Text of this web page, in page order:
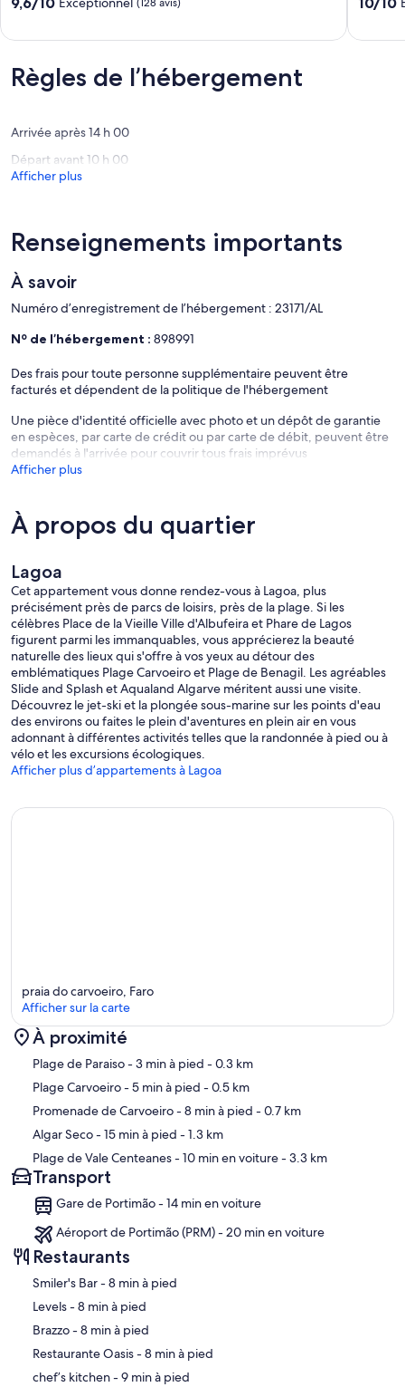
sea
(128 avis)
(128 avis)
beach
Règles de l’hébergement
Arrivée après 14 h 00
Départ avant 10 h 00
Afficher plus
Renseignements importants
À savoir
Numéro d’enregistrement de l’hébergement : 23171/AL
Nº de l’hébergement : 898991
Des frais pour toute personne supplémentaire peuvent être
facturés et dépendent de la politique de l'hébergement
Une pièce d'identité officielle avec photo et un dépôt de garantie
en espèces, par carte de crédit ou par carte de débit, peuvent être
demandés à l'arrivée pour couvrir tous frais imprévus
Afficher plus
À propos du quartier
Lagoa
Cet appartement vous donne rendez-vous à Lagoa, plus
précisément près de parcs de loisirs, près de la plage. Si les
célèbres Place de la Vieille Ville d'Albufeira et Phare de Lagos
figurent parmi les immanquables, vous apprécierez la beauté
naturelle des lieux qui s'offre à vos yeux au détour des
emblématiques Plage Carvoeiro et Plage de Benagil. Les agréables
Slide and Splash et Aqualand Algarve méritent aussi une visite.
Découvrez le jet-ski et la plongée sous-marine sur les points d'eau
des environs ou faites le plein d'aventures en plein air en vous
adonnant à différentes activités telles que la randonnée à pied ou à
vélo et les excursions écologiques.
Afficher plus d’appartements à Lagoa
Carte
praia do carvoeiro, Faro
Afficher sur la carte
À proximité
Plage de Paraiso- 3 min à pied - 0.3 km
Plage Carvoeiro- 5 min à pied - 0.5 km
Promenade de Carvoeiro- 8 min à pied - 0.7 km
Algar Seco- 15 min à pied - 1.3 km
Plage de Vale Centeanes- 10 min en voiture- 3.3 km
Transport
Gare de Portimão - 14 min en voiture
Aéroport de Portimão (PRM) - 20 min en voiture
Restaurants
‪Smiler's Bar - ‬8 min à pied
‪Levels - ‬8 min à pied
‪Brazzo - ‬8 min à pied
‪Restaurante Oasis - ‬8 min à pied
‪chef’s kitchen - ‬9 min à pied